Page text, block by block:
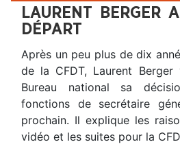
LAURENT BERGER
DÉPART
Après un peu plus de dix
de la CFDT, Laurent Berger
Bureau national sa
fonctions de secrétaire
prochain. Il explique les
vidéo et les suites pour la